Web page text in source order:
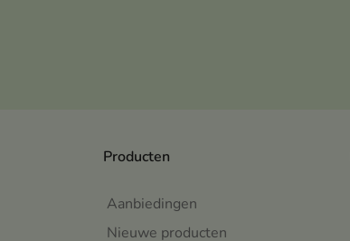
Producten
Aanbiedingen
Nieuwe producten